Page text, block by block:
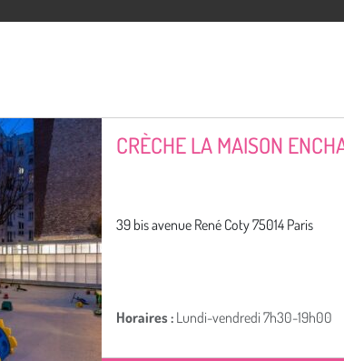
CRÈCHE LA MAISON
39 bis avenue René Coty 75014 Paris
Horaires :Lundi-vendredi 7h30-19h00